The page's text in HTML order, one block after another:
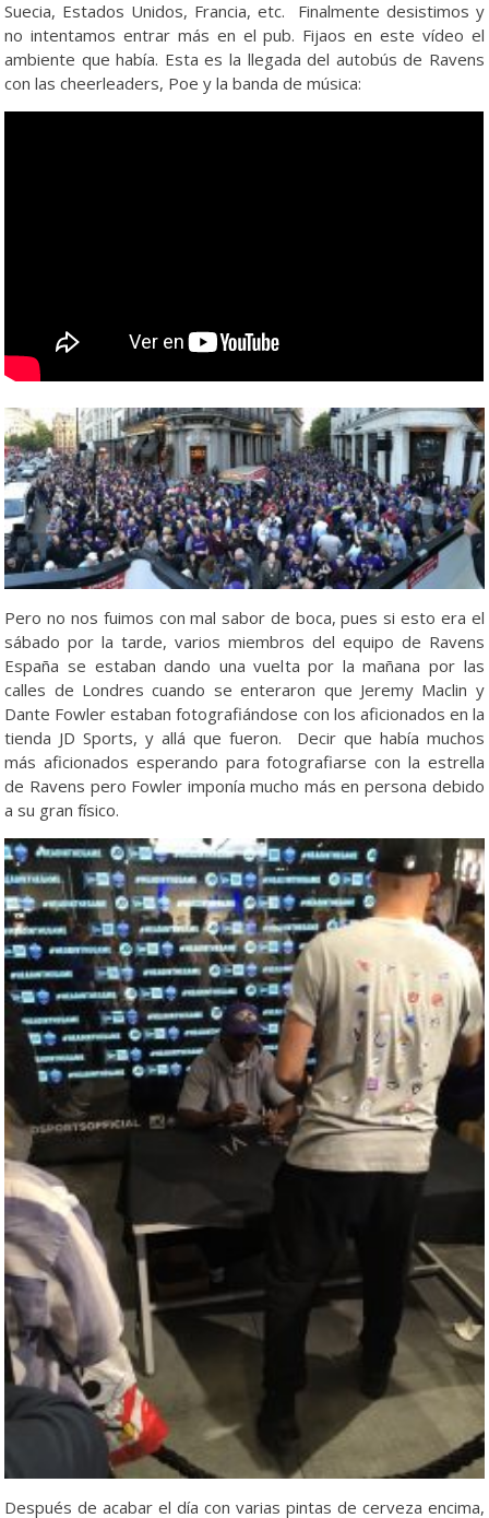
Suecia, Estados Unidos, Francia, etc. Finalmente desistimos y
no intentamos entrar más en el pub. Fijaos en este vídeo el
ambiente que había. Esta es la llegada del autobús de Ravens
con las cheerleaders, Poe y la banda de música:
Pero no nos fuimos con mal sabor de boca, pues si esto era el
sábado por la tarde, varios miembros del equipo de Ravens
España se estaban dando una vuelta por la mañana por las
calles de Londres cuando se enteraron que Jeremy Maclin y
Dante Fowler estaban fotografiándose con los aficionados en la
tienda JD Sports, y allá que fueron. Decir que había muchos
más aficionados esperando para fotografiarse con la estrella
de Ravens pero Fowler imponía mucho más en persona debido
a su gran físico.
Después de acabar el día con varias pintas de cerveza encima,